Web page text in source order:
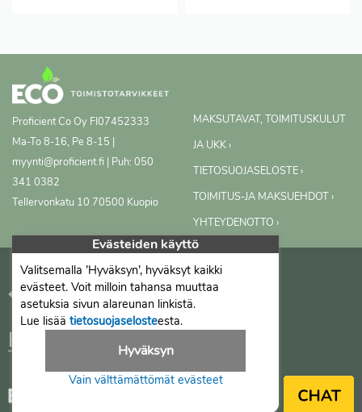
Proficient Co Oy FI07452333
Ma-To 8-16, Pe 8-15 |
myynti@proficient.fi | Puh: 050
341 0382
Tellervonkatu 10 70500 Kuopio
MAKSUTAVAT, TOIMITUSKULUT
JA UKK ›
TIETOSUOJASELOSTE ›
TOIMITUS-JA MAKSUEHDOT ›
YHTEYDENOTTO ›
Evästeiden käyttö
Valitsemalla ’Hyväksyn’, hyväksyt kaikki
evästeet. Voit milloin tahansa muuttaa
asetuksia sivun alareunan linkistä.
Lue lisää tietosuojaselosteesta.
Hyväksyn
Vain välttämättömät evästeet